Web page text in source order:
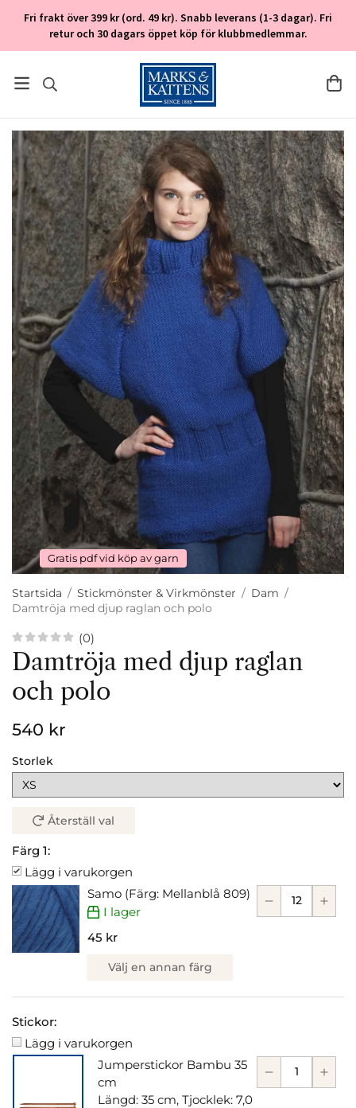
Fri frakt över 399 kr (ord. 49 kr). Snabb leverans (1-3 dagar). Fri
retur och 30 dagars öppet köp för klubbmedlemmar.
Gratis pdf vid köp av garn
Startsida / Stickmönster & Virkmönster / Dam /
Damtröja med djup raglan och polo
(0)
Damtröja med djup raglan
och polo
540 kr
Storlek
Återställ val
Färg 1:
Lägg i varukorgen
Samo (Färg: Mellanblå 809)
I lager
45 kr
Välj en annan färg
Stickor:
Lägg i varukorgen
Jumperstickor Bambu 35
cm
Längd: 35 cm, Tjocklek: 7,0